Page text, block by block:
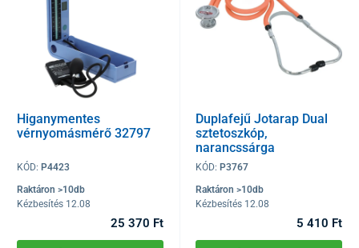
Higanymentes
vérnyomásmérő 32797
KÓD: P4423
Raktáron >10db
Kézbesítés 12.08
25 370 Ft
Duplafejű Jotarap Dual
sztetoszkóp,
narancssárga
KÓD:P3767
Raktáron >10db
Kézbesítés 12.08
5 410 Ft